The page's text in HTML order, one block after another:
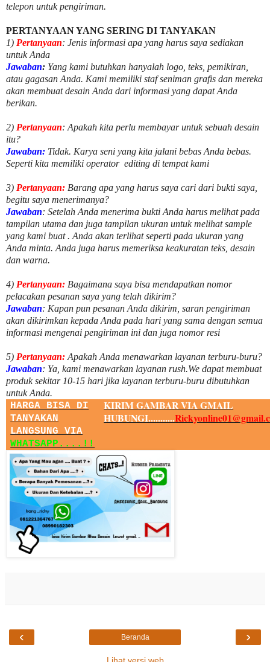
telepon untuk pengiriman.
PERTANYAAN YANG SERING DI TANYAKAN
1) Pertanyaan: Jenis informasi apa yang harus saya sediakan
untuk Anda
Jawaban: Yang kami butuhkan hanyalah logo, teks, pemikiran,
atau gagasan Anda. Kami memiliki staf seniman grafis dan mereka
akan membuat desain Anda dari informasi yang dapat Anda
berikan.
2) Pertanyaan: Apakah kita perlu membayar untuksebuah desain
itu?
Jawaban: Tidak. Karya seni yang kita jalani bebas Anda bebas.
Seperti kita memiliki operator editing di tempat kami
3) Pertanyaan: Barang apa yang harus saya cari dari bukti saya,
begitu saya menerimanya?
Jawaban: Setelah Anda menerima bukti Anda harus melihat pada
tampilan utama dan juga tampilan ukuran untuk melihatsample
yang kami buat . Anda akan terlihat seperti pada ukuran yang
Anda minta. Anda juga harus memeriksa keakuratan teks, desain
dan warna.
4) Pertanyaan: Bagaimana saya bisa mendapatkan nomor
pelacakan pesanan saya yang telah dikirim?
Jawaban: Kapan pun pesanan Anda dikirim, saran pengiriman
akan dikirimkan kepada Anda pada hari yang sama dengan semua
informasi mengenai pengiriman ini dan juga nomorresi
5) Pertanyaan: Apakah Anda menawarkan layanan terburu-buru?
Jawaban: Ya, kami menawarkan layanan rush.We dapat membuat
produk sekitar 10-15 hari jika layanan terburu-buru dibutuhkan
untuk Anda.
HARGA BISA DI
TANYAKAN
LANGSUNG VIA
WHATSAPP....!!
KIRIM GAMBAR VIA GMAIL
HUBUNGI...........
‹ ›
Beranda
Lihat versi web